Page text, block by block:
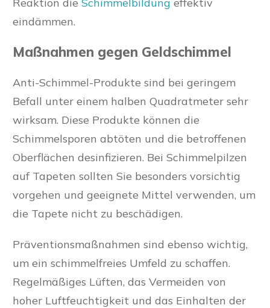
eindämmen.
Maßnahmen gegen Geldschimmel
Anti-Schimmel-Produkte sind bei geringem
Befall unter einem halben Quadratmeter sehr
wirksam. Diese Produkte können die
Schimmelsporen abtöten und die betroffenen
Oberflächen desinfizieren. Bei Schimmelpilzen
auf Tapeten sollten Sie besonders vorsichtig
vorgehen und geeignete Mittel verwenden, um
die Tapete nicht zu beschädigen.
Präventionsmaßnahmen sind ebenso wichtig,
um ein schimmelfreies Umfeld zu schaffen.
Regelmäßiges Lüften, das Vermeiden von
hoher Luftfeuchtigkeit und das Einhalten der